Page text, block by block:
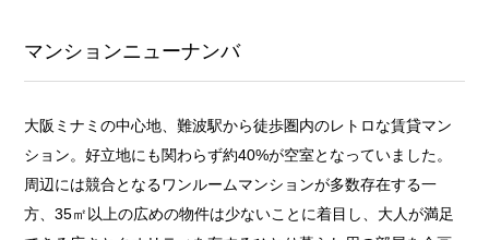
マンションニューナンバ
大阪ミナミの中心地、難波駅から徒歩圏内のレトロな賃貸マン
ション。好立地にも関わらず約40%が空室となっていました。
周辺には競合となるワンルームマンションが多数存在する一
方、35㎡以上の広めの物件は少ないことに着目し、大人が満足